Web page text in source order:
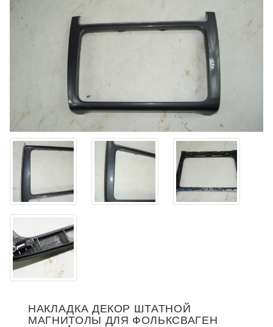
НАКЛАДКА ДЕКОР ШТАТНОЙ
МАГНИТОЛЫ ДЛЯ ФОЛЬКСВАГЕН